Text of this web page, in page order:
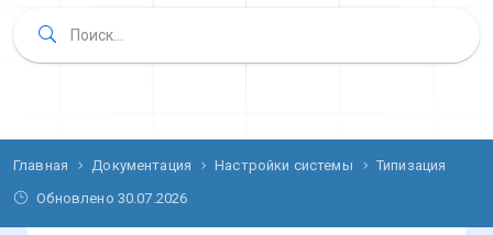
Главная Документация Настройки системы
Типизация
Обновлено 30.07.2026